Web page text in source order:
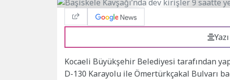
Kocaeli Büyükşehir Belediyesi tarafından
D-130 Karayolu ile Ömertürkçakal Bulvarı